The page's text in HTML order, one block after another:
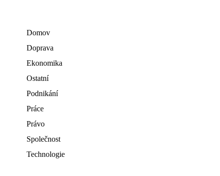
Domov
Doprava
Ekonomika
Ostatní
Podnikání
Práce
Právo
Společnost
Technologie